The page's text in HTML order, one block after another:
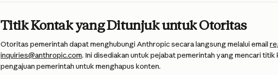
Titik Kontak yang Ditunjuk untuk Otoritas
Otoritas pemerintah dapat menghubungi Anthropic secara langsung melalui email
inquiries@anthropic.com. Ini disediakan untuk pejabat pemerintah yang mencari titik
pengajuan pemerintah untuk menghapus konten.